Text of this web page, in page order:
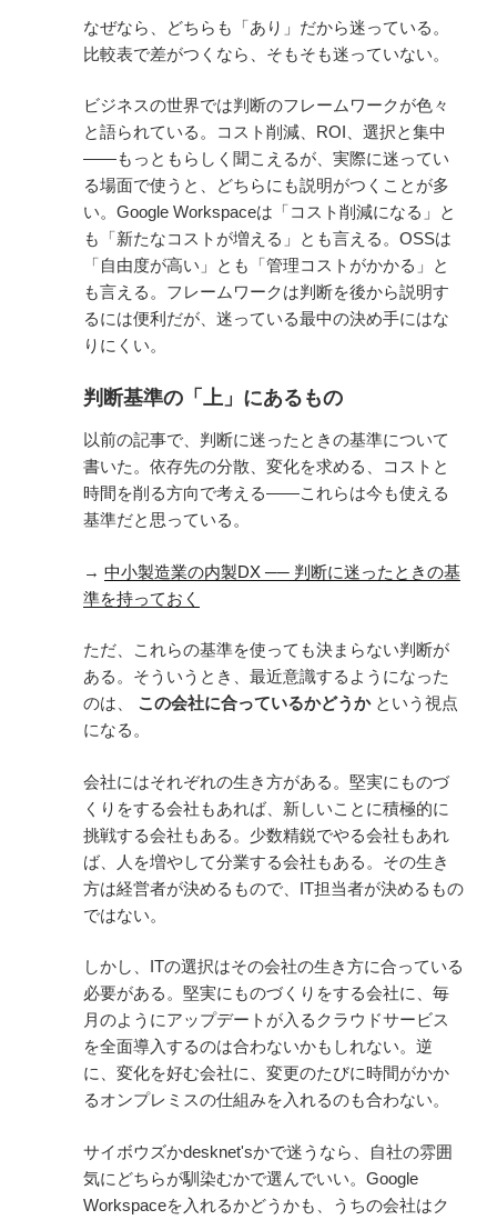
なぜなら、どちらも「あり」だから迷っている。
比較表で差がつくなら、そもそも迷っていない。
ビジネスの世界では判断のフレームワークが色々
と語られている。コスト削減、ROI、選択と集中
——もっともらしく聞こえるが、実際に迷ってい
る場面で使うと、どちらにも説明がつくことが多
い。Google Workspaceは「コスト削減になる」と
も「新たなコストが増える」とも言える。OSSは
「自由度が高い」とも「管理コストがかかる」と
も言える。フレームワークは判断を後から説明す
るには便利だが、迷っている最中の決め手にはな
りにくい。
判断基準の「上」にあるもの
以前の記事で、判断に迷ったときの基準について
書いた。依存先の分散、変化を求める、コストと
時間を削る方向で考える——これらは今も使える
基準だと思っている。
→ 中小製造業の内製DX ── 判断に迷ったときの基
準を持っておく
ただ、これらの基準を使っても決まらない判断が
ある。そういうとき、最近意識するようになった
のは、 この会社に合っているかどうかという視点
になる。
会社にはそれぞれの生き方がある。堅実にものづ
くりをする会社もあれば、新しいことに積極的に
挑戦する会社もある。少数精鋭でやる会社もあれ
ば、人を増やして分業する会社もある。その生き
方は経営者が決めるもので、IT担当者が決めるもの
ではない。
しかし、ITの選択はその会社の生き方に合っている
必要がある。堅実にものづくりをする会社に、毎
月のようにアップデートが入るクラウドサービス
を全面導入するのは合わないかもしれない。逆
に、変化を好む会社に、変更のたびに時間がかか
るオンプレミスの仕組みを入れるのも合わない。
サイボウズかdesknet'sかで迷うなら、自社の雰囲
気にどちらが馴染むかで選んでいい。Google
Workspaceを入れるかどうかも、うちの会社はク